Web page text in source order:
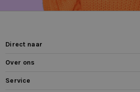
Direct naar
Over ons
Service